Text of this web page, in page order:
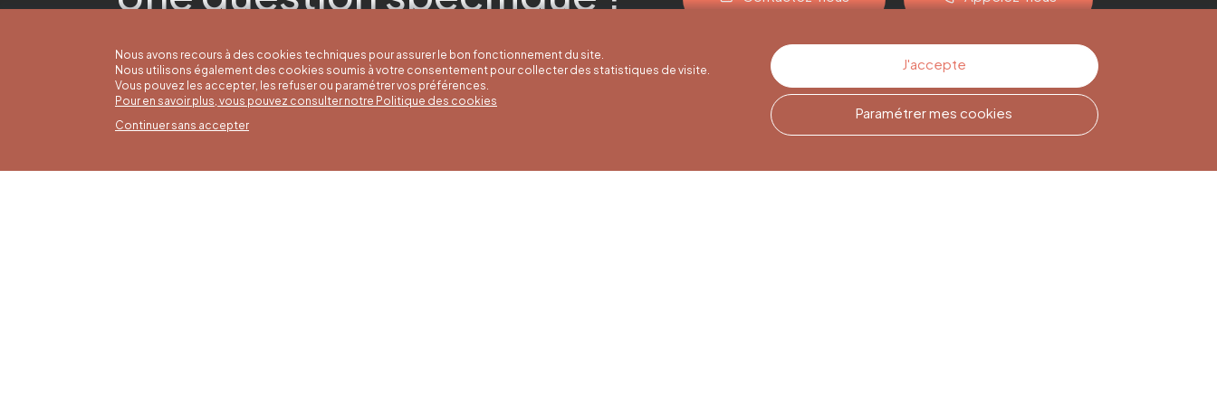
Inscription à la
Nous avons recours à des cookies techniques pour assurer le bon fonctionnement du site.
Nous utilisons également des cookies soumis à votre consentement pour collecter des statistiques de visite.
Vous pouvez les accepter, les refuser ou paramétrer vos préférences.
Pour en savoir plus, vous pouvez consulter notre Politique des cookies
Continuer sans accepter
J'accepte
Paramétrer mes cookies